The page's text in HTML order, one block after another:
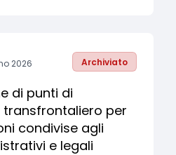
2026 Archiviato
di punti di
per
condivise agli
e legali